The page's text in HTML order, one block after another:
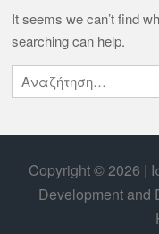
It seems we can’t find
searching can help.
Copyright © 2026 |
Develοpment and